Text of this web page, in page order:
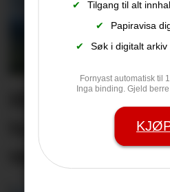
✔
Tilgang til alt
✔
Papiravisa
✔
Søk i digitalt
Fornyast automatisk til
Inga binding. Gjeld
Hit drar
turistane: –
vakkert